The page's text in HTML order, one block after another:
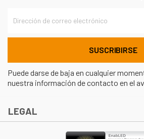
Puede darse de baja en cualquier
nuestra información de contacto en el
LEGAL